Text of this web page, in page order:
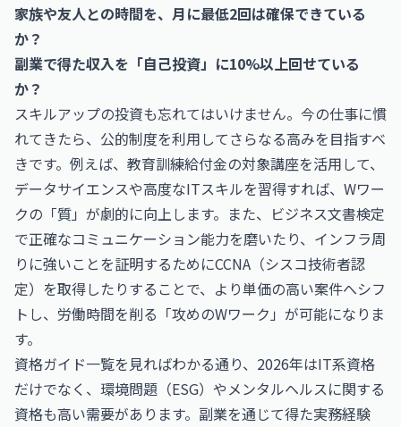
家族や友人との時間を、月に最低2回は確保できている
か？
副業で得た収入を「自己投資」に10%以上回せている
か？
スキルアップの投資も忘れてはいけません。今の仕事に慣
れてきたら、公的制度を利用してさらなる高みを目指すべ
きです。例えば、 教育訓練給付金の対象講座を活用して、
データサイエンスや高度なITスキルを習得すれば、Wワー
クの「質」が劇的に向上します。また、 ビジネス文書検定
で正確なコミュニケーション能力を磨いたり、インフラ周
りに強いことを証明するためにCCNA（シスコ技術者認
定） を取得したりすることで、より単価の高い案件へシフ
トし、労働時間を削る「攻めのWワーク」が可能になりま
す。
資格ガイド一覧を見ればわかる通り、2026年はIT系資格
だけでなく、環境問題（ESG）やメンタルヘルスに関する
資格も高い需要があります。副業を通じて得た実務経験